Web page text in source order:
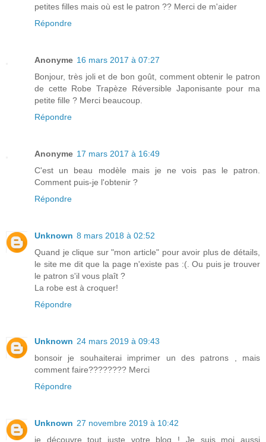
petites filles mais où est le patron ?? Merci de m'aider
Répondre
Anonyme 16 mars 2017 à 07:27
Bonjour, très joli et de bon goût, comment obtenir le patron
de cette Robe Trapèze Réversible Japonisante pour ma
petite fille ? Merci beaucoup.
Répondre
Anonyme 17 mars 2017 à 16:49
C'est un beau modèle mais je ne vois pas le patron.
Comment puis-je l'obtenir ?
Répondre
Unknown 8 mars 2018 à 02:52
Quand je clique sur "mon article" pour avoir plus de détails,
le site me dit que la page n'existe pas :(. Ou puis je trouver
le patron s'il vous plaît ?
La robe est à croquer!
Répondre
Unknown 24 mars 2019 à 09:43
bonsoir je souhaiterai imprimer un des patrons , mais
comment faire???????? Merci
Répondre
Unknown 27 novembre 2019 à 10:42
je découvre tout juste votre blog ! Je suis moi aussi